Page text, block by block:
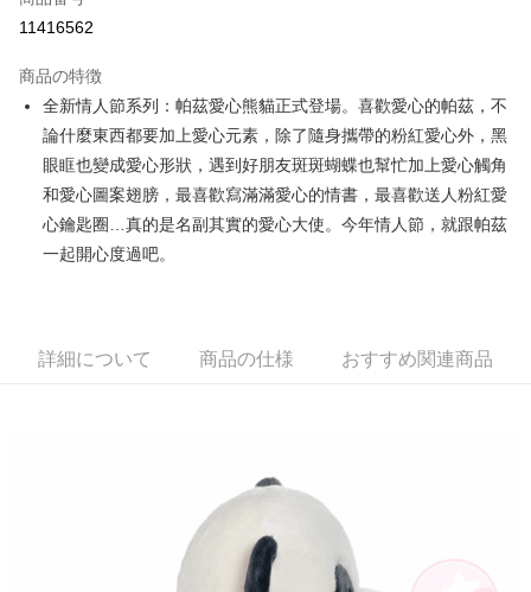
コンビニ店頭代金引換
Apple Pay
JKOPAY
Easy Wallet
AFTEE代金後払い
説明
2.SMSで認証してお支払い手続を進めてください。
3.注文するときのお支払いは不要です。商品はご指定の住所に配送されま
はアプリの通知に従って、4大コンビニ、またはATM/オンラインバンキン
代金納付期限は最短で 14 日以内ですので、ご注意ください。AFTEE アプ
リをダウンロードして AFTEE 会員になるとお支払い期限を最長 45 日以内
配送方法
配送毎にNT$100、NT$490以上で送料無料
配送毎にNT$100、NT$990以上で送料無料
11416562
商品の特徴
全新情人節系列：帕茲愛心熊貓正式登場。喜歡愛心的帕茲，不
論什麼東西都要加上愛心元素，除了隨身攜帶的粉紅愛心外，黑
眼眶也變成愛心形狀，遇到好朋友斑斑蝴蝶也幫忙加上愛心觸角
和愛心圖案翅膀，最喜歡寫滿滿愛心的情書，最喜歡送人粉紅愛
心鑰匙圈…真的是名副其實的愛心大使。今年情人節，就跟帕茲
一起開心度過吧。
詳細について 商品の仕様 おすすめ関連商品